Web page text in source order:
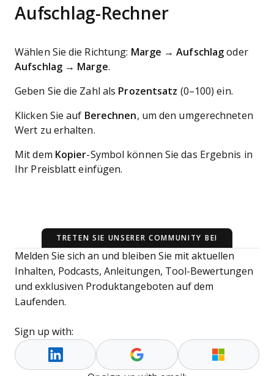
Aufschlag-Rechner
Wählen Sie die Richtung: Marge → Aufschlag oder
Aufschlag → Marge.
Geben Sie die Zahl als Prozentsatz (0–100) ein.
Klicken Sie auf Berechnen, um den umgerechneten
Wert zu erhalten.
Mit dem Kopier-Symbol können Sie das Ergebnis in
Ihr Preisblatt einfügen.
TRETEN SIE UNSERER COMMUNITY BEI
Melden Sie sich an und bleiben Sie mit aktuellen
Inhalten, Podcasts, Anleitungen, Tool-Bewertungen
und exklusiven Produktangeboten auf dem
Laufenden.
Sign up with: